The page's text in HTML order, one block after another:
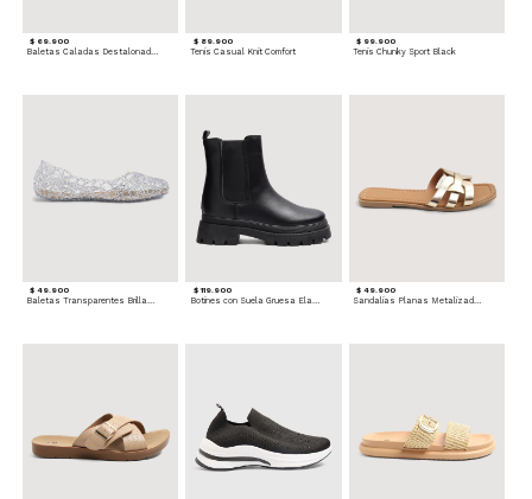
$ 69.900
Baletas Caladas Destalonadas
$ 89.900
Tenis Casual Knit Comfort
$ 99.900
Tenis Chunky Sport Black
$ 49.900
Baletas Transparentes Brillantes
$ 119.900
Botines con Suela Gruesa Elastizada
$ 49.900
Sandalias Planas Metalizadas